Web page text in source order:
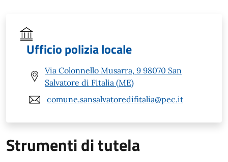
Ufficio polizia locale
Via Colonnello Musarra, 9 98070 San
Salvatore di Fitalia (ME)
comune.sansalvatoredifitalia@pec.it
Strumenti di tutela